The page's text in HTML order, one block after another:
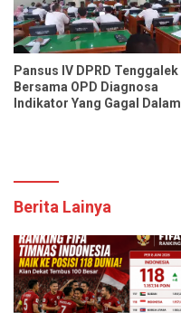
Pansus IV DPRD Tenggalek
Bersama OPD Diagnosa
Indikator Yang Gagal Dalam
Berita Lainya